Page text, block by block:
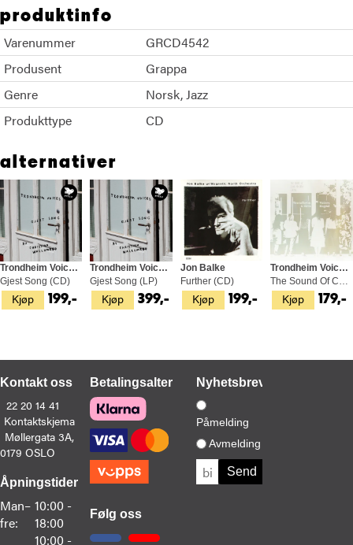
produktinfo
Varenummer
GRCD4542
Produsent
Grappa
Genre
Norsk Jazz
Produkttype
CD
alternativer
Kjøp
Trondheim Voices & Christian Wallumrød
Gjest Song (CD)
199,- Kjøp
Trondheim Voices & Christian Wallumrød
Gjest Song (LP)
399,- Kjøp
Jon Balke
Further (CD)
199,- Kjøp
Trondheim Voices & Eirik Hegdal
The Sound Of Contemporary Living (CD)
179,-
Kontakt oss
22 20 14 41
Kontaktskjema
Møllergata 3A,
0179 OSLO
Åpningstider
Man–
fre:
10:00 -
18:00
10:00 -
Betalingsalternativer
Følg oss
Nyhetsbrev
Påmelding
Avmelding